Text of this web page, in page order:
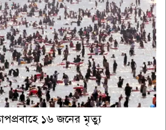
১৬ জনের মৃত্যু